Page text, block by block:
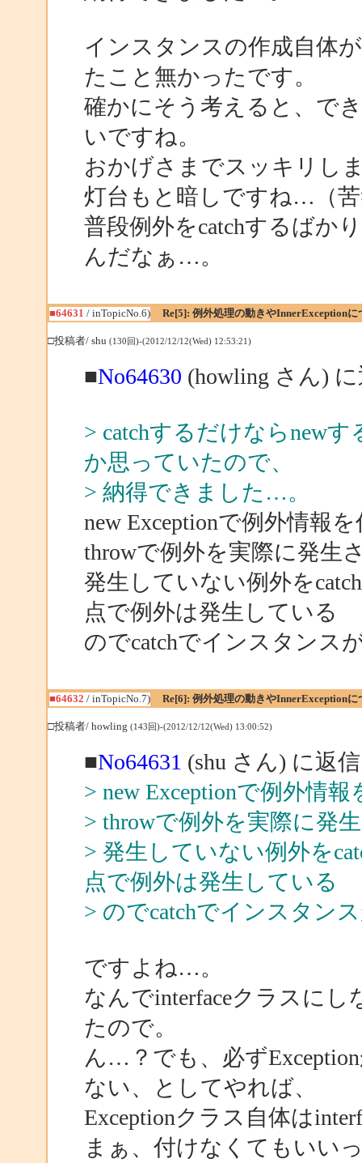
インスタンスの作成自体
たこと無かったです。
確かにそう考えると、で
いですね。
おかげさまでスッキリし
灯台もと暗しですね…（
普段例外をcatchするばか
んだなぁ…。
■64631 / inTopicNo.6) Re[5]: 例外処理の動きやInnerExceptionに
□投稿者/ shu (130回)-(2012/12/12(Wed) 12:53:21)
■No64630 (howling さん)
> catchするだけならnew
か思っていたので、
> 納得できました…。
new Exceptionで例外情報
throwで例外を実際に発生
発生していない例外を
点で例外は発生している
のでcatchでインスタンス
■64632 / inTopicNo.7) Re[6]: 例外処理の動きやInnerExceptionに
□投稿者/ howling (143回)-(2012/12/12(Wed) 13:00:52)
■No64631 (shu さん) に返信
> new Exceptionで例外情
> throwで例外を実際に発
> 発生していない例外を
点で例外は発生している
> のでcatchでインスタン
ですよね…。
なんでinterfaceクラスに
たので。
ん…？でも、必ず
ない、としてやれば、
Exceptionクラス自体は
まぁ、付けなくてもいい